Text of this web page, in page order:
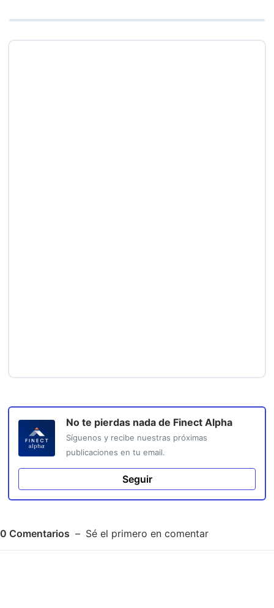
No te pierdas nada de Finect Alpha
Síguenos y recibe nuestras próximas
publicaciones en tu email.
Seguir
0 Comentarios Sé el primero en comentar